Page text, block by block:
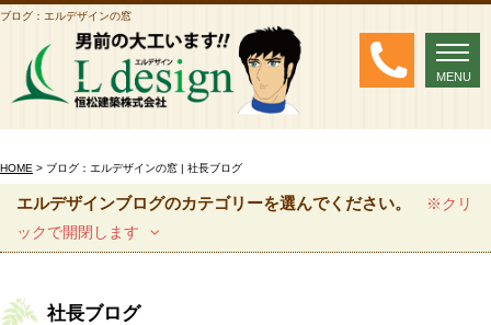
ブログ：エルデザインの窓
MENU
HOME > ブログ：エルデザインの窓 | 社長ブログ
エルデザインブログのカテゴリーを選んでください。
※クリ
ックで開閉します
社長ブログ
MENU